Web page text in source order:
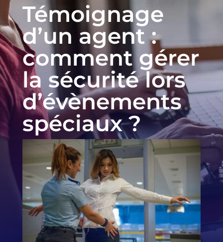
Témoignage
d’un agent :
comment gérer
la sécurité lors
d’évènements
spéciaux ?